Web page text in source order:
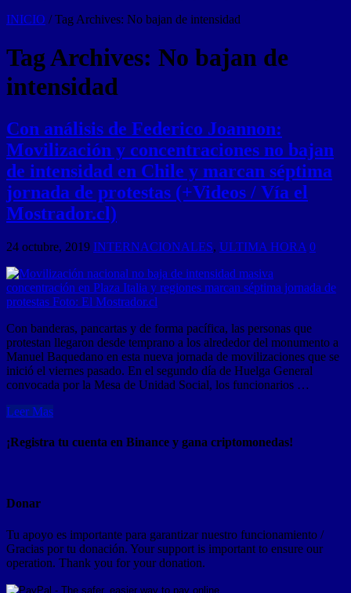
INICIO / Tag Archives: No bajan de intensidad
Tag Archives: No bajan de
intensidad
Con análisis de Federico Joannon:
Movilización y concentraciones no bajan
de intensidad en Chile y marcan séptima
jornada de protestas (+Videos / Vía el
Mostrador.cl)
24 octubre, 2019 INTERNACIONALES, ULTIMA HORA 0
Con banderas, pancartas y de forma pacífica, las personas que
protestan llegaron desde temprano a los alrededor del monumento a
Manuel Baquedano en esta nueva jornada de movilizaciones que se
inició el viernes pasado. En el segundo día de Huelga General
convocada por la Mesa de Unidad Social, los funcionarios …
Leer Mas
¡Registra tu cuenta en Binance y gana criptomonedas!
Donar
Tu apoyo es importante para garantizar nuestro funcionamiento /
Gracias por tu donación. Your support is important to ensure our
operation. Thank you for your donation.